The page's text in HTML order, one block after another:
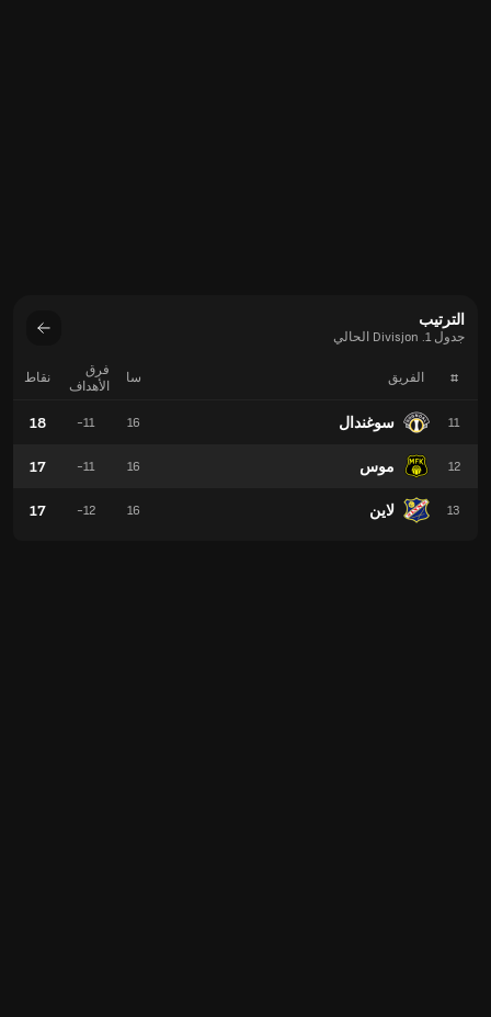
الترتيب
جدول 1. Divisjon الحالي
# الفريق
11 سوغندال
12 موس
13 لاين
سا
فرق
الأهداف
نقاط
16
-11
18
16
-11
17
16
-12
17